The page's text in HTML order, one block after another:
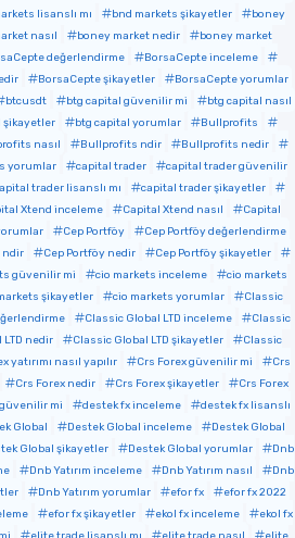
lisanslı mı bnd markets şikayetler
boney
nasıl boney market nedir
boney market
değerlendirme
BorsaCepte inceleme
BorsaCepte şikayetler
BorsaCepte yorumlar
btcusdt btg capital güvenilir mi
btg capital nasıl
şikayetler btg capital yorumlar
Bullprofits
nasıl Bullprofits ndir
Bullprofits nedir
yorumlar capital trader
capital trader güvenilir
trader lisanslı mı
capital trader şikayetler
Xtend inceleme Capital Xtend nasıl
Capital
Cep Portföy
Cep Portföy değerlendirme
ndir Cep Portföy nedir
Cep Portföy şikayetler
güvenilir mi cio markets inceleme
cio markets
şikayetler cio markets yorumlar
Classic
Classic Global LTD inceleme
Classic
LTD nedir Classic Global LTD şikayetler
Classic
yatırımı nasıl yapılır Crs Forex güvenilir mi
Crs
Crs Forex nedir Crs Forex şikayetler
Crs Forex
mi destek fx inceleme
destek fx lisanslı
Global Destek Global inceleme
Destek Global
Global şikayetler Destek Global yorumlar
Dnb
Dnb Yatırım inceleme Dnb Yatırım nasıl
Dnb
Dnb Yatırım yorumlar efor fx
efor fx 2022
efor fx şikayetler ekol fx inceleme
ekol fx